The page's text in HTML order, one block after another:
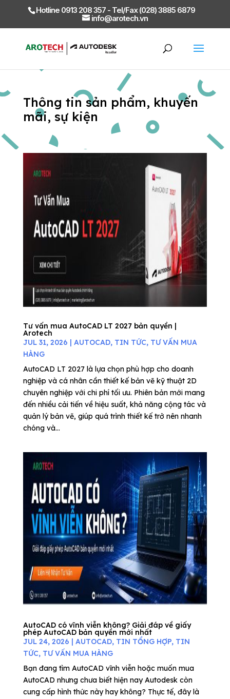
Hotline 0913 208 357 - Tel/Fax (028) 3885 6879
info@arotech.vn
Thông tin sản phẩm, khuyến
mãi, sự kiện
Tư vấn mua AutoCAD LT 2027 bản quyền |
Arotech
JUL 31, 2026 | AUTOCAD, TIN TỨC, TƯ VẤN MUA
HÀNG
AutoCAD LT 2027 là lựa chọn phù hợp cho doanh
nghiệp và cá nhân cần thiết kế bản vẽ kỹ thuật 2D
chuyên nghiệp với chi phí tối ưu. Phiên bản mới mang
đến nhiều cải tiến về hiệu suất, khả năng cộng tác và
quản lý bản vẽ, giúp quá trình thiết kế trở nên nhanh
chóng và...
AutoCAD có vĩnh viễn không? Giải đáp về giấy
phép AutoCAD bản quyền mới nhất
JUL 24, 2026 | AUTOCAD, TIN TỔNG HỢP, TIN
TỨC, TƯ VẤN MUA HÀNG
Bạn đang tìm AutoCAD vĩnh viễn hoặc muốn mua
AutoCAD nhưng chưa biết hiện nay Autodesk còn
cung cấp hình thức này hay không? Thực tế, đây là